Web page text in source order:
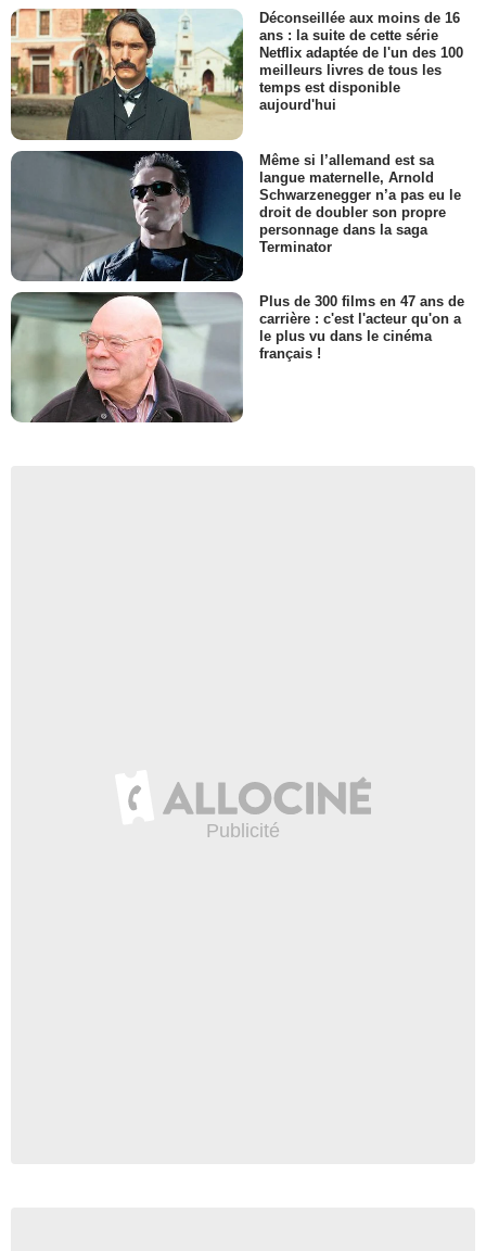
Déconseillée aux moins de 16
ans : la suite de cette série
Netflix adaptée de l'un des 100
meilleurs livres de tous les
temps est disponible
aujourd'hui
Même si l’allemand est sa
langue maternelle, Arnold
Schwarzenegger n’a pas eu le
droit de doubler son propre
personnage dans la saga
Terminator
Plus de 300 films en 47 ans de
carrière : c'est l'acteur qu'on a
le plus vu dans le cinéma
français !